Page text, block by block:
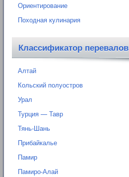
Ориентирование
Походная кулинария
Классификатор перевалов
Алтай
Кольский полуостров
Урал
Турция — Тавр
Тянь-Шань
Прибайкалье
Памир
Памиро-Алай